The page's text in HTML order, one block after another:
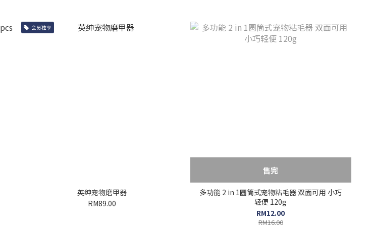
会员独享
英绅宠物磨甲器
RM89.00
售完
多功能 2 in 1圆筒式宠物粘毛器 双面可用 小巧
轻便 120g
RM12.00
RM16.00